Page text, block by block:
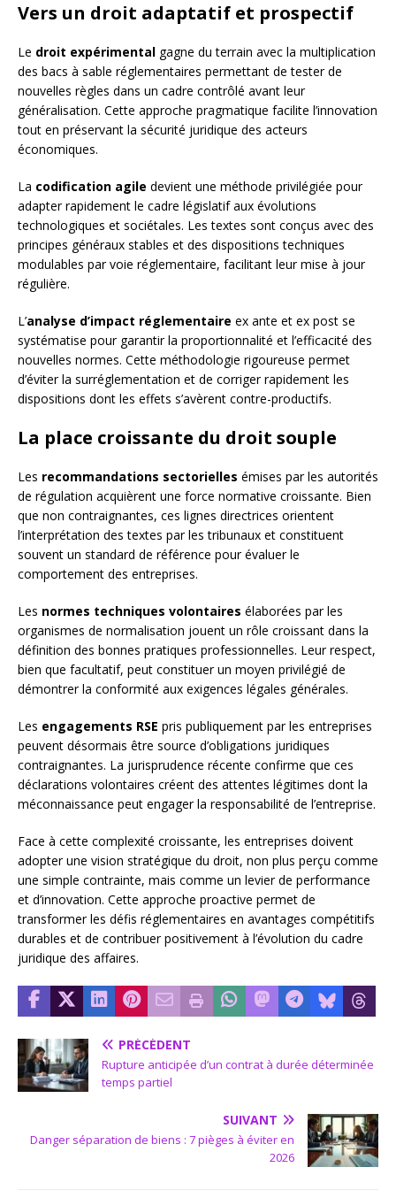
Vers un droit adaptatif et prospectif
Le droit expérimental gagne du terrain avec la multiplication
des bacs à sable réglementaires permettant de tester de
nouvelles règles dans un cadre contrôlé avant leur
généralisation. Cette approche pragmatique facilite l’innovation
tout en préservant la sécurité juridique des acteurs
économiques.
La codification agile devient une méthode privilégiée pour
adapter rapidement le cadre législatif aux évolutions
technologiques et sociétales. Les textes sont conçus avec des
principes généraux stables et des dispositions techniques
modulables par voie réglementaire, facilitant leur mise à jour
régulière.
L’analyse d’impact réglementaire ex ante et ex post se
systématise pour garantir la proportionnalité et l’efficacité des
nouvelles normes. Cette méthodologie rigoureuse permet
d’éviter la surréglementation et de corriger rapidement les
dispositions dont les effets s’avèrent contre-productifs.
La place croissante du droit souple
Les recommandations sectorielles émises par les autorités
de régulation acquièrent une force normative croissante. Bien
que non contraignantes, ces lignes directrices orientent
l’interprétation des textes par les tribunaux et constituent
souvent un standard de référence pour évaluer le
comportement des entreprises.
Les normes techniques volontaires élaborées par les
organismes de normalisation jouent un rôle croissant dans la
définition des bonnes pratiques professionnelles. Leur respect,
bien que facultatif, peut constituer un moyen privilégié de
démontrer la conformité aux exigences légales générales.
Les engagements RSE pris publiquement par les entreprises
peuvent désormais être source d’obligations juridiques
contraignantes. La jurisprudence récente confirme que ces
déclarations volontaires créent des attentes légitimes dont la
méconnaissance peut engager la responsabilité de l’entreprise.
Face à cette complexité croissante, les entreprises doivent
adopter une vision stratégique du droit, non plus perçu comme
une simple contrainte, mais comme un levier de performance
et d’innovation. Cette approche proactive permet de
transformer les défis réglementaires en avantages compétitifs
durables et de contribuer positivement à l’évolution du cadre
juridique des affaires.
PRÉCÉDENT
Rupture anticipée d’un contrat à durée déterminée
temps partiel
SUIVANT
Danger séparation de biens : 7 pièges à éviter en
2026